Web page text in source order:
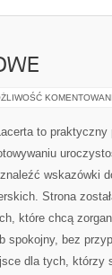
to praktyczny
wskazówki
Strona
które chcą
spokojny, bez
dla tych, którzy